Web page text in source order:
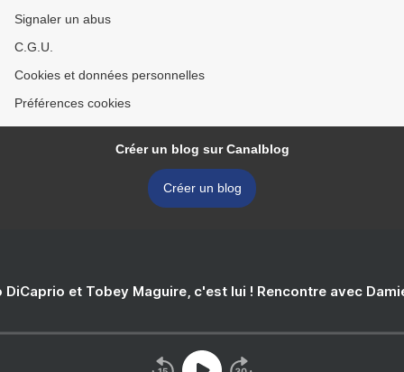
Signaler un abus
C.G.U.
Cookies et données personnelles
Préférences cookies
Créer un blog sur Canalblog
Créer un blog
DiCaprio et Tobey Maguire, c'est lui ! Rencontre avec